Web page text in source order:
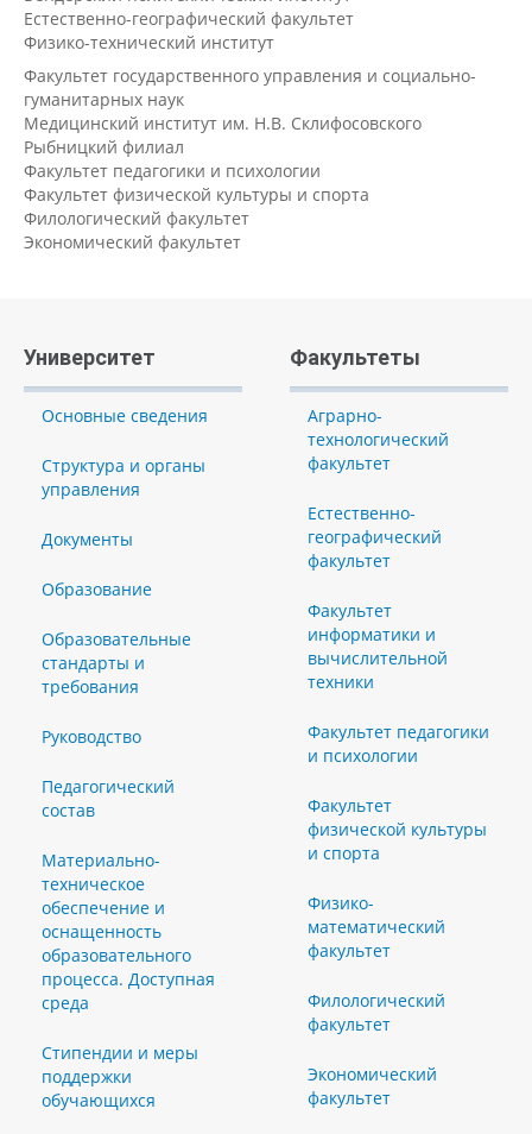
Естественно-географический факультет
Физико-технический институт
Факультет государственного управления и социально-
гуманитарных наук
Медицинский институт им. Н.В. Склифосовского
Рыбницкий филиал
Факультет педагогики и психологии
Факультет физической культуры и спорта
Филологический факультет
Экономический факультет
Университет
Основные сведения
Структура и органы
управления
Документы
Образование
Образовательные
стандарты и
требования
Руководство
Педагогический
состав
Материально-
техническое
обеспечение и
оснащенность
образовательного
процесса. Доступная
среда
Стипендии и меры
поддержки
обучающихся
Факультеты
Аграрно-
технологический
факультет
Естественно-
географический
факультет
Факультет
информатики и
вычислительной
техники
Факультет педагогики
и психологии
Факультет
физической культуры
и спорта
Физико-
математический
факультет
Филологический
факультет
Экономический
факультет